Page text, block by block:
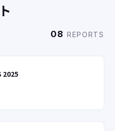
08 REPORTS
2025